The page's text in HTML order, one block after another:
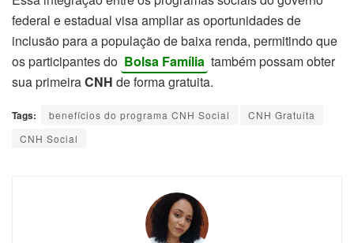
federal e estadual visa ampliar as oportunidades de
inclusão para a população de baixa renda, permitindo que
os participantes do Bolsa Família também possam obter
sua primeiraCNH de forma gratuita.
Tags: benefícios do programa CNH Social
CNH Gratuita
CNH Social